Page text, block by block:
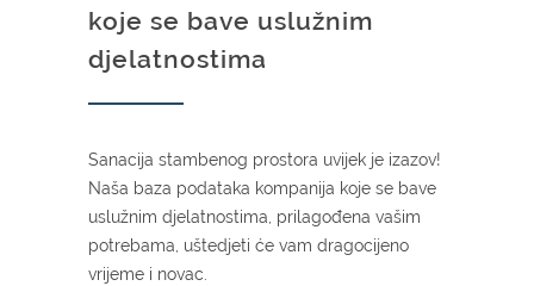
koje se bave uslužnim
djelatnostima
Sanacija stambenog prostora uvijek je izazov!
Naša baza podataka kompanija koje se bave
uslužnim djelatnostima, prilagođena vašim
potrebama, uštedjeti će vam dragocijeno
vrijeme i novac.